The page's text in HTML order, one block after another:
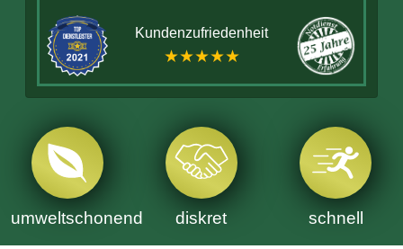
Kundenzufriedenheit
★★★★★
umweltschonend diskret schnell